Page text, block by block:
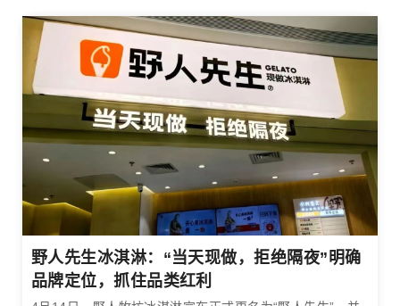
野人先生冰淇淋：“当天现做，拒绝隔夜”明确
品牌定位，抓住品类红利